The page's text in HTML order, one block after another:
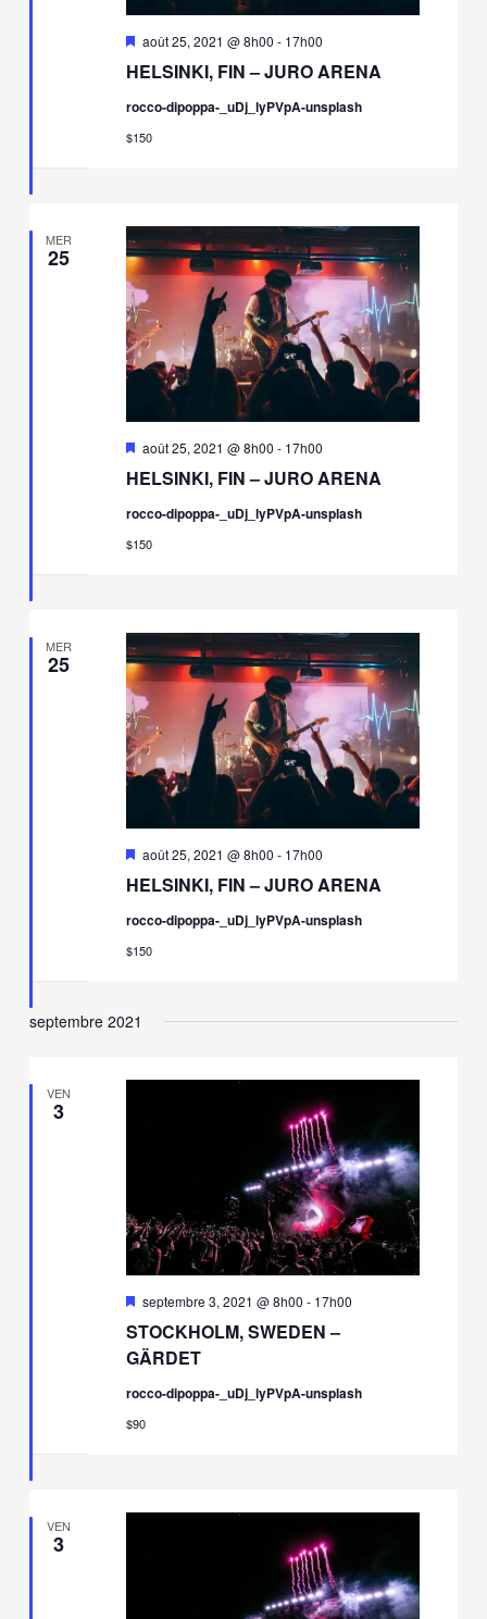
HELSINKI, FIN – JURO ARENA
Mis
avant
août 25, 2021 @ 8h00 - 17h00
rocco-dipoppa-_uDj_lyPVpA-unsplash
$150
MER
25
HELSINKI, FIN – JURO ARENA
Mis
avant
août 25, 2021 @ 8h00 - 17h00
rocco-dipoppa-_uDj_lyPVpA-unsplash
$150
MER
25
HELSINKI, FIN – JURO ARENA
Mis
avant
août 25, 2021 @ 8h00 - 17h00
rocco-dipoppa-_uDj_lyPVpA-unsplash
$150
septembre 2021
VEN
3
STOCKHOLM, SWEDEN –
GÄRDET
Mis
avant
septembre 3, 2021 @ 8h00 - 17h00
rocco-dipoppa-_uDj_lyPVpA-unsplash
$90
VEN
3